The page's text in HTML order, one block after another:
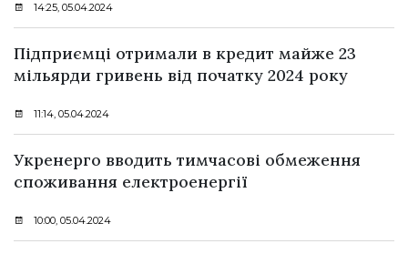
14:25, 05.04.2024
Підприємці отримали в кредит майже 23
мільярди гривень від початку 2024 року
11:14, 05.04.2024
Укренерго вводить тимчасові обмеження
споживання електроенергії
10:00, 05.04.2024